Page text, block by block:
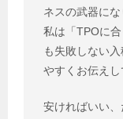
ネスの武器にな
私は「TPOに
も失敗しない
やすくお伝えし
安ければいい